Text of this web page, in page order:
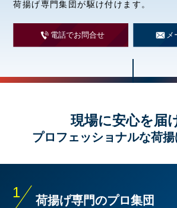
荷揚げ専門集団が駆け付けます。
電話でお問合せ メ
現場に安心を届
プロフェッショナルな荷
1 荷揚げ専門のプロ集団